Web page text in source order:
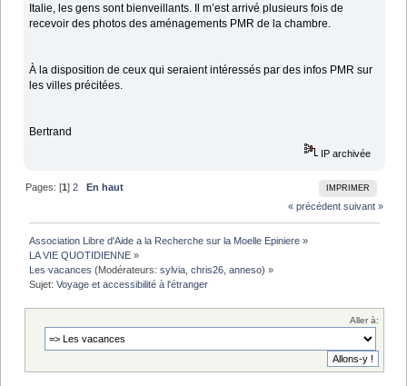
Italie, les gens sont bienveillants. Il m’est arrivé plusieurs fois de
recevoir des photos des aménagements PMR de la chambre.
À la disposition de ceux qui seraient intéressés par des infos PMR sur
les villes précitées.
Bertrand
IP archivée
IMPRIMER
Pages: [1]2
En haut
« précédent suivant »
Association Libre d'Aide a la Recherche sur la Moelle Epiniere »
LA VIE QUOTIDIENNE »
Les vacances (Modérateurs:sylvia ,chris26 ,anneso) »
Sujet:Voyage et accessibilité à l'étranger
Aller à: